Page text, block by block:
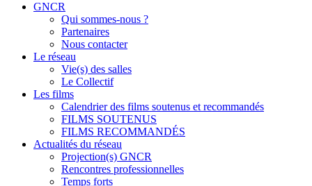
GNCR
Qui sommes-nous ?
Partenaires
Nous contacter
Le réseau
Vie(s) des salles
Le Collectif
Les films
Calendrier des films soutenus et recommandés
FILMS SOUTENUS
FILMS RECOMMANDÉS
Actualités du réseau
Projection(s) GNCR
Rencontres professionnelles
Temps forts